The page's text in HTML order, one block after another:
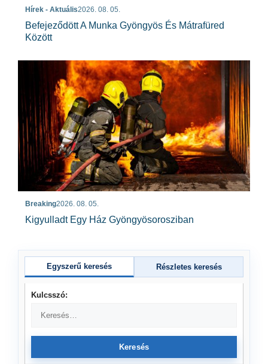
Hírek - Aktuális2026. 08. 05.
Befejeződött A Munka Gyöngyös És Mátrafüred
Között
Breaking2026. 08. 05.
Kigyulladt Egy Ház Gyöngyösorosziban
Egyszerű keresés Részletes keresés
Kulcsszó:
Keresés